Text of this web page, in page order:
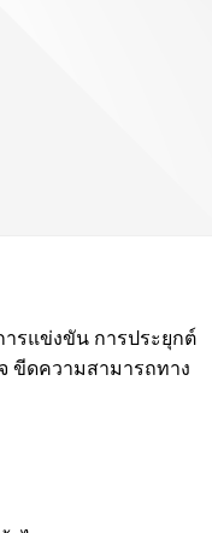
ารแข่งขัน การประยุกต์
ขีดความสามารถทาง